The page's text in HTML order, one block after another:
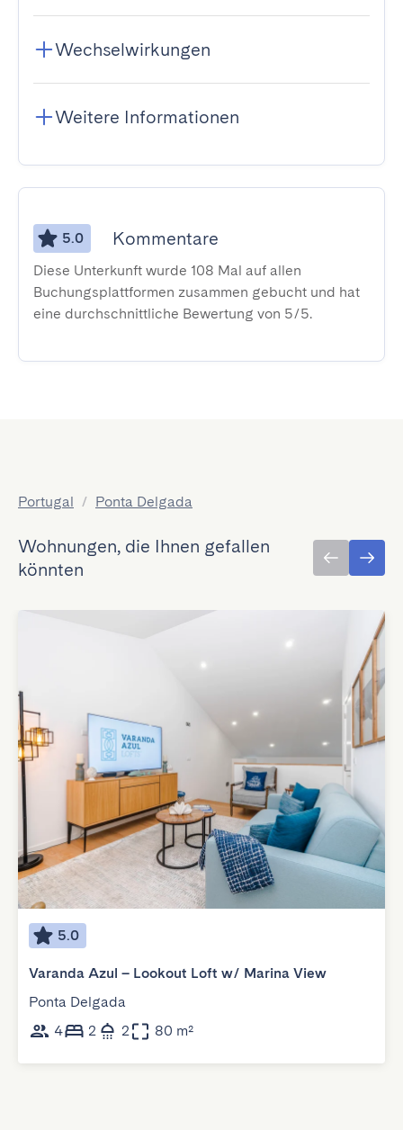
Wechselwirkungen
Weitere Informationen
5.0 Kommentare
Diese Unterkunft wurde 108 Mal auf allen
Buchungsplattformen zusammen gebucht und hat
eine durchschnittliche Bewertung von 5/5.
Portugal / Ponta Delgada
Wohnungen, die Ihnen gefallen
könnten
5.0
Varanda Azul – Lookout Loft w/ Marina View
Ponta Delgada
4
2 2 80 m²